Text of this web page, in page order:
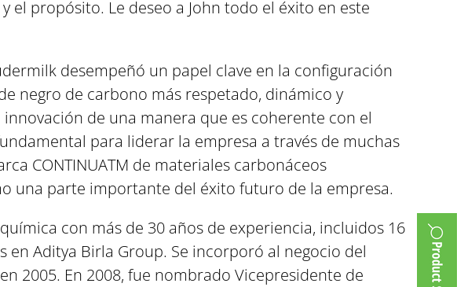
el propósito. Le deseo a John todo el éxito en este
desempeñó un papel clave en la configuración
negro de carbono más respetado, dinámico y
de una manera que es coherente con el
para liderar la empresa a través de muchas
CONTINUATM de materiales carbonáceos
una parte importante del éxito futuro de la empresa.
con más de 30 años de experiencia, incluidos 16
en Aditya Birla Group. Se incorporó al negocio del
2005. En 2008, fue nombrado Vicepresidente de